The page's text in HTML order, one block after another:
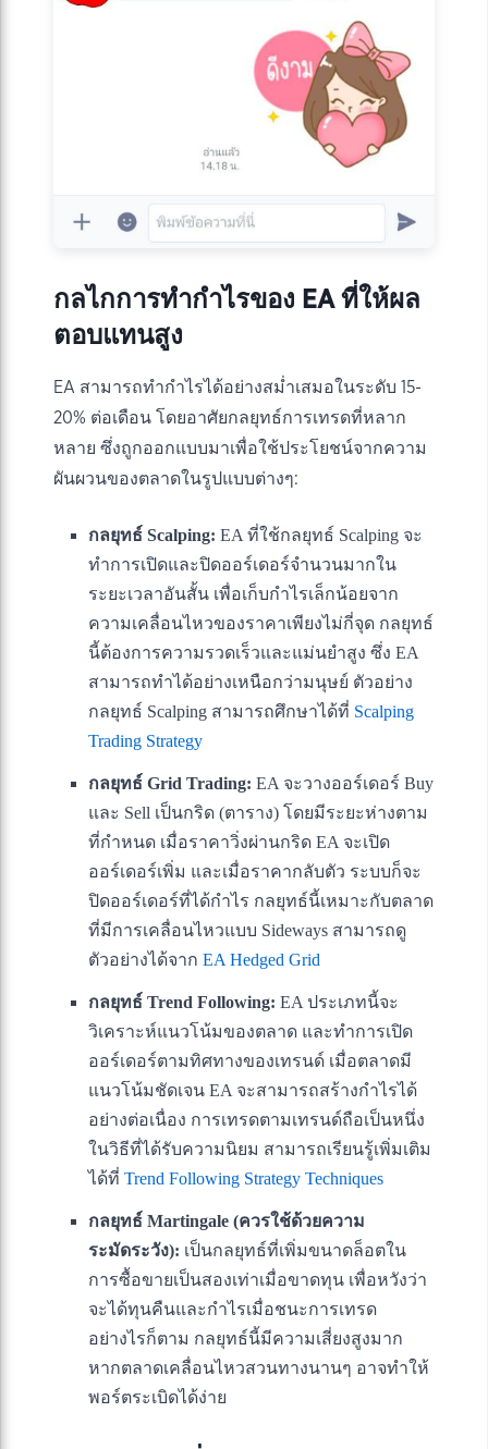
กลไกการทำกำไรของ EA ที่ให้ผล
ตอบแทนสูง
EA สามารถทำกำไรได้อย่างสม่ำเสมอในระดับ 15-
20% ต่อเดือน โดยอาศัยกลยุทธ์การเทรดที่หลาก
หลาย ซึ่งถูกออกแบบมาเพื่อใช้ประโยชน์จากความ
ผันผวนของตลาดในรูปแบบต่างๆ:
กลยุทธ์ Scalping: EA ที่ใช้กลยุทธ์ Scalping จะ
ทำการเปิดและปิดออร์เดอร์จำนวนมากใน
ระยะเวลาอันสั้น เพื่อเก็บกำไรเล็กน้อยจาก
ความเคลื่อนไหวของราคาเพียงไม่กี่จุด กลยุทธ์
นี้ต้องการความรวดเร็วและแม่นยำสูง ซึ่ง EA
สามารถทำได้อย่างเหนือกว่ามนุษย์ ตัวอย่าง
กลยุทธ์ Scalping สามารถศึกษาได้ที่ Scalping
Trading Strategy
กลยุทธ์ Grid Trading: EA จะวางออร์เดอร์ Buy
และ Sell เป็นกริด (ตาราง) โดยมีระยะห่างตาม
ที่กำหนด เมื่อราคาวิ่งผ่านกริด EA จะเปิด
ออร์เดอร์เพิ่ม และเมื่อราคากลับตัว ระบบก็จะ
ปิดออร์เดอร์ที่ได้กำไร กลยุทธ์นี้เหมาะกับตลาด
ที่มีการเคลื่อนไหวแบบ Sideways สามารถดู
ตัวอย่างได้จาก EA Hedged Grid
กลยุทธ์ Trend Following: EA ประเภทนี้จะ
วิเคราะห์แนวโน้มของตลาด และทำการเปิด
ออร์เดอร์ตามทิศทางของเทรนด์ เมื่อตลาดมี
แนวโน้มชัดเจน EA จะสามารถสร้างกำไรได้
อย่างต่อเนื่อง การเทรดตามเทรนด์ถือเป็นหนึ่ง
ในวิธีที่ได้รับความนิยม สามารถเรียนรู้เพิ่มเติม
ได้ที่ Trend Following Strategy Techniques
กลยุทธ์ Martingale (ควรใช้ด้วยความ
ระมัดระวัง): เป็นกลยุทธ์ที่เพิ่มขนาดล็อตใน
การซื้อขายเป็นสองเท่าเมื่อขาดทุน เพื่อหวังว่า
จะได้ทุนคืนและกำไรเมื่อชนะการเทรด
อย่างไรก็ตาม กลยุทธ์นี้มีความเสี่ยงสูงมาก
หากตลาดเคลื่อนไหวสวนทางนานๆ อาจทำให้
พอร์ตระเบิดได้ง่าย